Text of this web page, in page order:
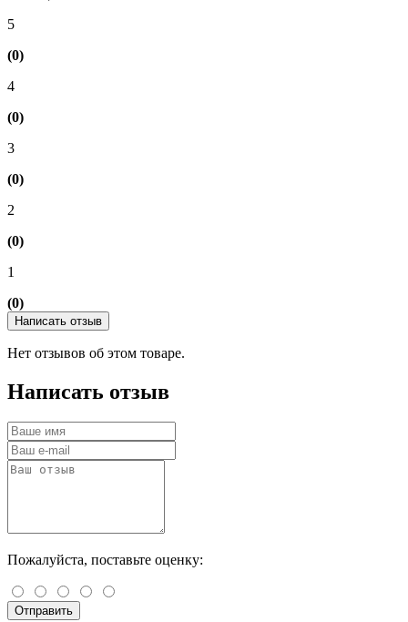
5
(0)
4
(0)
3
(0)
2
(0)
1
(0)
Написать отзыв
Нет отзывов об этом товаре.
Написать отзыв
Пожалуйста, поставьте оценку:
Отправить